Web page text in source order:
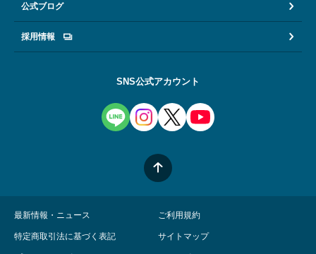
公式ブログ
採用情報
SNS公式アカウント
最新情報・ニュース ご利用規約
特定商取引法に基づく表記 サイトマップ